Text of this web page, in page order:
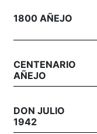
1800 AÑEJO
CENTENARIO
AÑEJO
DON JULIO
1942